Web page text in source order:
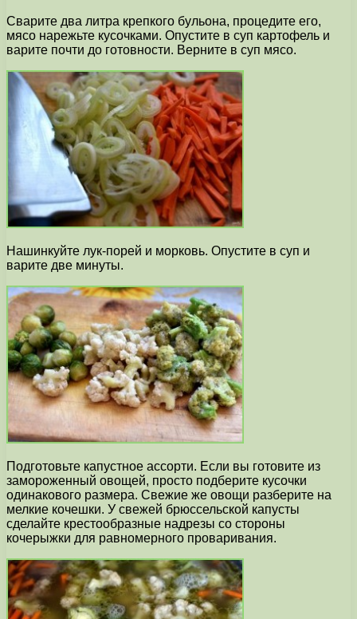
Сварите два литра крепкого бульона, процедите его,
мясо нарежьте кусочками. Опустите в суп картофель и
варите почти до готовности. Верните в суп мясо.
Нашинкуйте лук-порей и морковь. Опустите в суп и
варите две минуты.
Подготовьте капустное ассорти. Если вы готовите из
замороженный овощей, просто подберите кусочки
одинакового размера. Свежие же овощи разберите на
мелкие кочешки. У свежей брюссельской капусты
сделайте крестообразные надрезы со стороны
кочерыжки для равномерного проваривания.